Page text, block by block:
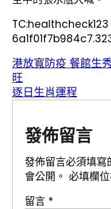
TC:healthcheck123
港放寬防疫 餐館生
旺
逐日生肖運程
發佈留言
發佈留言必須填
會公開。 必填欄
留言 *